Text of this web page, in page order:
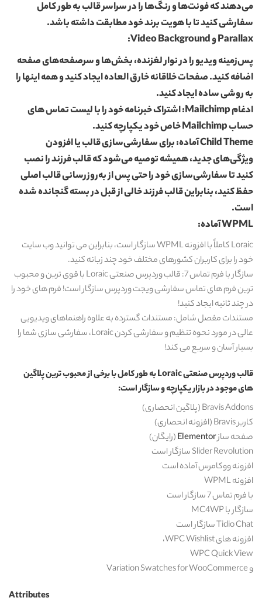
می‌دهند که فونت‌ها و رنگ‌ها را در سراسر قالب به طور کامل
سفارشی کنید تا با هویت برند خود مطابقت داشته باشد.
Parallax و Video Background:
پس‌زمینه ویدیو را در نوار لغزنده، بخش‌ها و سرصفحه‌های صفحه
اضافه کنید. صفحات خلاقانه خارق العاده ایجاد کنید و همه اینها را
به روشی ساده ایجاد کنید.
ادغام Mailchimp: اشتراک خبرنامه خود را با لیست تماس های
حساب Mailchimp خاص خود یکپارچه کنید.
Child Theme آماده: برای سفارشی‌سازی قالب یا افزودن
ویژگی‌های جدید، همیشه توصیه می‌شود که قالب فرزند را نصب
کنید تا سفارشی‌سازی خود را حتی پس از به‌روزرسانی قالب اصلی
حفظ کنید، بنابراین قالب فرزند خالی از قبل در بسته گنجانده شده
است.
WPML آماده:
Loraic کاملاً با افزونه WPML سازگار است، بنابراین می توانید وب سایت
خود را برای کاربران کشورهای مختلف خود چند زبانه کنید.
سازگار با فرم تماس 7: قالب وردپرس صنعتی Loraic با قوی ترین و محبوب
ترین فرم های تماس سفارشی ویجت وردپرس سازگار است! فرم های خود را
در چند ثانیه ایجاد کنید!
مستندات مفصل شامل: مستندات گسترده به علاوه راهنماهای ویدیویی
عالی در مورد نحوه تنظیم و سفارشی کردن Loraic، سفارشی سازی شما را
بسیار آسان و سریع می کند!
قالب وردپرس صنعتی Loraic به طور کامل با برخی از محبوب ترین پلاگین
های موجود در بازار یکپارچه و سازگار است:
Bravis Addons (پلاگین انحصاری)
کاربر Bravis (افزونه انحصاری)
صفحه سازElementor(رایگان)
Slider Revolution سازگار است
افزونه ووکامرس آماده است
افزونه WPML
با فرم تماس 7 سازگار است
سازگار با MC4WP
Tidio Chat سازگار است
افزونه های WPC Wishlist،
WPC Quick View
و Variation Swatches for WooCommerce
Attributes